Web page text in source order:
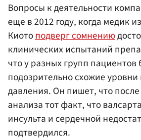
Вопросы к деятельности
еще в 2012 году, когда медик
Киотоподверг сомнению
клинических испытаний
что у разных групп
подозрительно схожие уровни
давления. Он пишет, что
анализа тот факт, что
инсульта и сердечной
подтвердился.